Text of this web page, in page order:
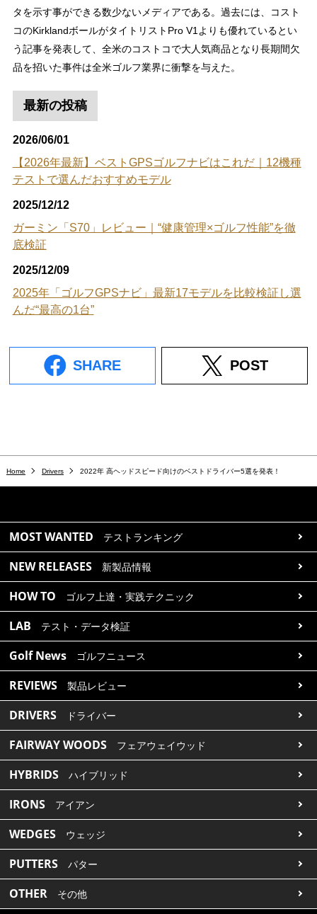
タを示す事ができる数少ないメディアである。過去には、コスト
コのKirklandボールがタイトリストPro V1よりも優れているとい
う記事を発表して、全米のコストコで大人気商品となり長期間欠
品を招いた事件は全米ゴルフ業界に衝撃を与えた。
最新の投稿
2026/06/01
【2026年最新】ベストGPSゴルフナビはこれだ｜12機種
テストで選んだおすすめモデル
2025/12/12
ガーミン「S70」レビュー｜“健康管理×ゴルフ性能”を徹
底検証
2025/12/09
2025年「ゴルフGPSナビ」最新17モデルを比較検証し選
んだ“最高の1台”
SHARE POST
Home Drivers 2022年 高ヘッドスピード向けのベストドライバー5選を発表！
MOST WANTED テストランキング
NEW RELEASES 新製品情報
HOW TO ゴルフ上達・実践テクニック
LAB テスト・データ検証
Golf News ゴルフニュース
REVIEWS 製品レビュー
DRIVERS ドライバー
FAIRWAY WOODS フェアウェイウッド
HYBRIDS ハイブリッド
IRONS アイアン
WEDGES ウェッジ
PUTTERS パター
OTHER その他